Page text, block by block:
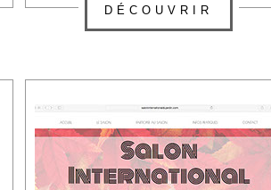
DÉCOUVRIR